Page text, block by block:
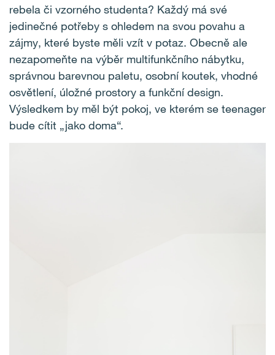
rebela či vzorného studenta? Každý má své
jedinečné potřeby s ohledem na svou povahu a
zájmy, které byste měli vzít v potaz. Obecně ale
nezapomeňte na výběr multifunkčního nábytku,
správnou barevnou paletu, osobní koutek, vhodné
osvětlení, úložné prostory a funkční design.
Výsledkem by měl být pokoj, ve kterém se teenager
bude cítit „jako doma“.